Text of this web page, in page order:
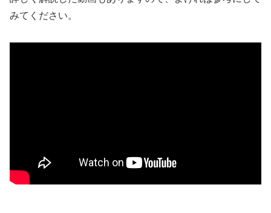
みてください。